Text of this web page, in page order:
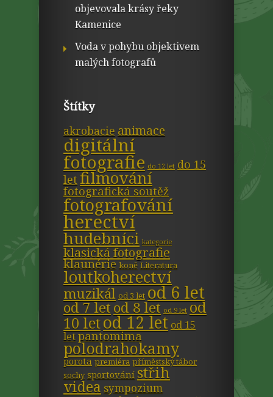
objevovala krásy řeky
Kamenice
Voda v pohybu objektivem
malých fotografů
Štítky
akrobacie animace
digitální
fotografie do 12 let do 15
let filmování
fotografická soutěž
fotografování
herectví
hudebníci kategorie
klasická fotografie
klaunérie koně Literatura
loutkoherectví
muzikál od 3 let od 6 let
od 7 letod 8 let od 9 let od
10 letod 12 let od 15
letpantomima
polodrahokamy
porota premiéra příměstský tábor
sochy sportování střih
videa sympozium